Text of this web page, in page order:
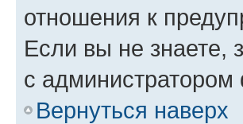
отношения к
Если вы не знаете,
с
Вернуться наверх